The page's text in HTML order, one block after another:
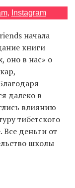
, Instagram
начала
книги
оно в нас» о
далеко в
влиянию
тибетского
деньги от
школы